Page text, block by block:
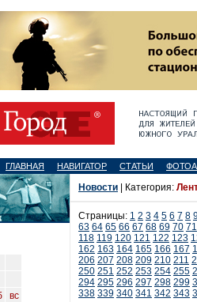
ГЛАВНАЯ НАВИГАТОР СТАТЬИ
вс
Новости | Категория:
Страницы: 1 2 3 4 5 6 7 8
63 64 65 66 67 68 69 70 71
118 119 120 121 122 123
162 163 164 165 166 167
206 207 208 209 210 211
250 251 252 253 254 255
294 295 296 297 298 299
338 339 340 341 342 343